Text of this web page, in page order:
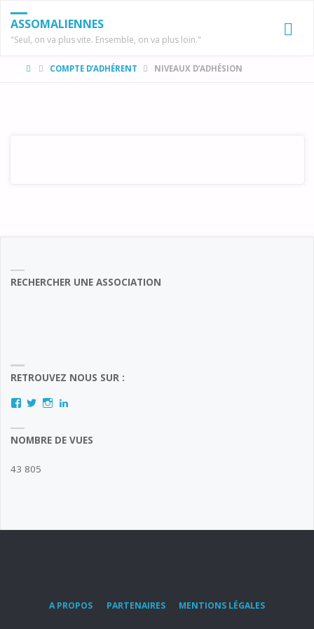
ASSOMALIENNES
"Seul, on va plus vite. Ensemble, on va plus loin."
HOMECOMPTE D’ADHÉRENT NIVEAUX D’ADHÉSION
RECHERCHER UNE ASSOCIATION
RETROUVEZ NOUS SUR :
Facebook
TwitterInstagram
NOMBRE DE VUES
43 805
A PROPOS PARTENAIRES MENTIONS LÉGALES